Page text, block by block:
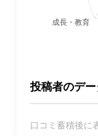
成長・教育
投稿者のデー
口コミ蓄積後に